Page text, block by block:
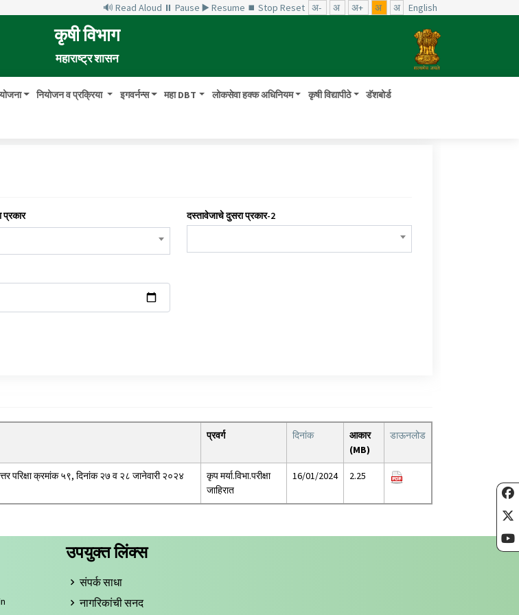
🔊 Read Aloud ⏸ Pause ▶️ Resume ⏹ Stop Reset अ- अ अ+ अ अ English
कृषी विभाग
महाराष्ट्र शासन
योजना नियोजन व प्रक्रिया इगवर्नन्स महा DBT लोकसेवा हक्क अधिनियम कृषी विद्यापीठे डॅशबोर्ड
प्रकार दस्तावेजाचे दुसरा प्रकार-2
प्रवर्ग दिनांक
आकार
(MB)
डाऊनलोड
परिक्षा क्रमांक ५९, दिनांक २७ व २८ जानेवारी २०२४
कृप मर्या.विभा.परीक्षा
जाहिरात
16/01/2024 2.25
उपयुक्त लिंक्स
संपर्क साधा
नागरिकांची सनद